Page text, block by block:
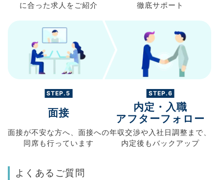
に合った求人を ご紹介
徹底サポート
STEP.5
面接
面接が不安な方へ、 面接への
同席も行っています
STEP.6
内定・入職
アフターフォロー
年収交渉や入社日調整まで、
内定後もバックアップ
よくあるご質問